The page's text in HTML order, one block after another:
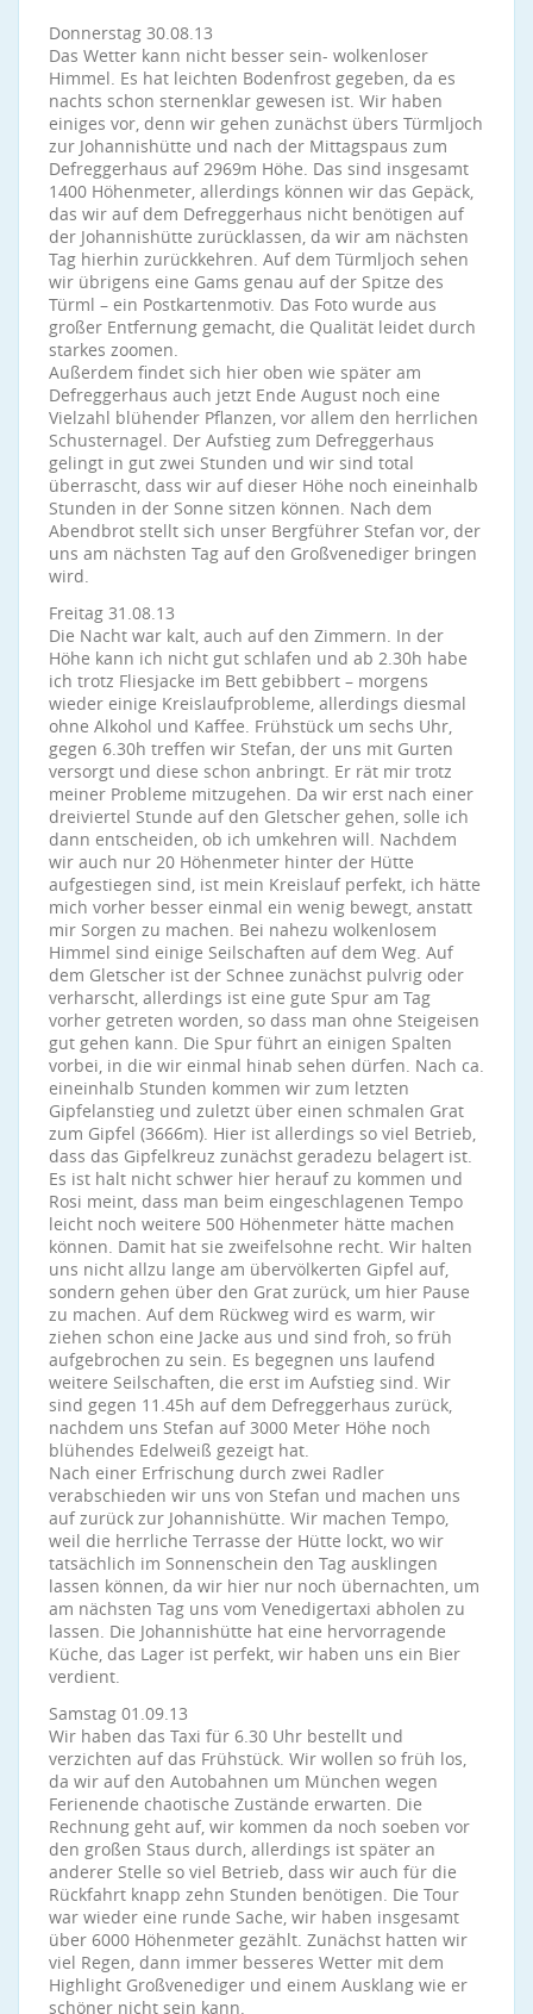
Donnerstag 30.08.13
Das Wetter kann nicht besser sein- wolkenloser
Himmel. Es hat leichten Bodenfrost gegeben, da es
nachts schon sternenklar gewesen ist. Wir haben
einiges vor, denn wir gehen zunächst übers Türmljoch
zur Johannishütte und nach der Mittagspaus zum
Defreggerhaus auf 2969m Höhe. Das sind insgesamt
1400 Höhenmeter, allerdings können wir das Gepäck,
das wir auf dem Defreggerhaus nicht benötigen auf
der Johannishütte zurücklassen, da wir am nächsten
Tag hierhin zurückkehren. Auf dem Türmljoch sehen
wir übrigens eine Gams genau auf der Spitze des
Türml – ein Postkartenmotiv. Das Foto wurde aus
großer Entfernung gemacht, die Qualität leidet durch
starkes zoomen.
Außerdem findet sich hier oben wie später am
Defreggerhaus auch jetzt Ende August noch eine
Vielzahl blühender Pflanzen, vor allem den herrlichen
Schusternagel. Der Aufstieg zum Defreggerhaus
gelingt in gut zwei Stunden und wir sind total
überrascht, dass wir auf dieser Höhe noch eineinhalb
Stunden in der Sonne sitzen können. Nach dem
Abendbrot stellt sich unser Bergführer Stefan vor, der
uns am nächsten Tag auf den Großvenediger bringen
wird.
Freitag 31.08.13
Die Nacht war kalt, auch auf den Zimmern. In der
Höhe kann ich nicht gut schlafen und ab 2.30h habe
ich trotz Fliesjacke im Bett gebibbert – morgens
wieder einige Kreislaufprobleme, allerdings diesmal
ohne Alkohol und Kaffee. Frühstück um sechs Uhr,
gegen 6.30h treffen wir Stefan, der uns mit Gurten
versorgt und diese schon anbringt. Er rät mir trotz
meiner Probleme mitzugehen. Da wir erst nach einer
dreiviertel Stunde auf den Gletscher gehen, solle ich
dann entscheiden, ob ich umkehren will. Nachdem
wir auch nur 20 Höhenmeter hinter der Hütte
aufgestiegen sind, ist mein Kreislauf perfekt, ich hätte
mich vorher besser einmal ein wenig bewegt, anstatt
mir Sorgen zu machen. Bei nahezu wolkenlosem
Himmel sind einige Seilschaften auf dem Weg. Auf
dem Gletscher ist der Schnee zunächst pulvrig oder
verharscht, allerdings ist eine gute Spur am Tag
vorher getreten worden, so dass man ohne Steigeisen
gut gehen kann. Die Spur führt an einigen Spalten
vorbei, in die wir einmal hinab sehen dürfen. Nach ca.
eineinhalb Stunden kommen wir zum letzten
Gipfelanstieg und zuletzt über einen schmalen Grat
zum Gipfel (3666m). Hier ist allerdings so viel Betrieb,
dass das Gipfelkreuz zunächst geradezu belagert ist.
Es ist halt nicht schwer hier herauf zu kommen und
Rosi meint, dass man beim eingeschlagenen Tempo
leicht noch weitere 500 Höhenmeter hätte machen
können. Damit hat sie zweifelsohne recht. Wir halten
uns nicht allzu lange am übervölkerten Gipfel auf,
sondern gehen über den Grat zurück, um hier Pause
zu machen. Auf dem Rückweg wird es warm, wir
ziehen schon eine Jacke aus und sind froh, so früh
aufgebrochen zu sein. Es begegnen uns laufend
weitere Seilschaften, die erst im Aufstieg sind. Wir
sind gegen 11.45h auf dem Defreggerhaus zurück,
nachdem uns Stefan auf 3000 Meter Höhe noch
blühendes Edelweiß gezeigt hat.
Nach einer Erfrischung durch zwei Radler
verabschieden wir uns von Stefan und machen uns
auf zurück zur Johannishütte. Wir machen Tempo,
weil die herrliche Terrasse der Hütte lockt, wo wir
tatsächlich im Sonnenschein den Tag ausklingen
lassen können, da wir hier nur noch übernachten, um
am nächsten Tag uns vom Venedigertaxi abholen zu
lassen. Die Johannishütte hat eine hervorragende
Küche, das Lager ist perfekt, wir haben uns ein Bier
verdient.
Samstag 01.09.13
Wir haben das Taxi für 6.30 Uhr bestellt und
verzichten auf das Frühstück. Wir wollen so früh los,
da wir auf den Autobahnen um München wegen
Ferienende chaotische Zustände erwarten. Die
Rechnung geht auf, wir kommen da noch soeben vor
den großen Staus durch, allerdings ist später an
anderer Stelle so viel Betrieb, dass wir auch für die
Rückfahrt knapp zehn Stunden benötigen. Die Tour
war wieder eine runde Sache, wir haben insgesamt
über 6000 Höhenmeter gezählt. Zunächst hatten wir
viel Regen, dann immer besseres Wetter mit dem
Highlight Großvenediger und einem Ausklang wie er
schöner nicht sein kann.